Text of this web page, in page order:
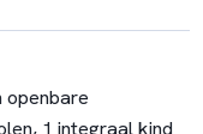
openbare